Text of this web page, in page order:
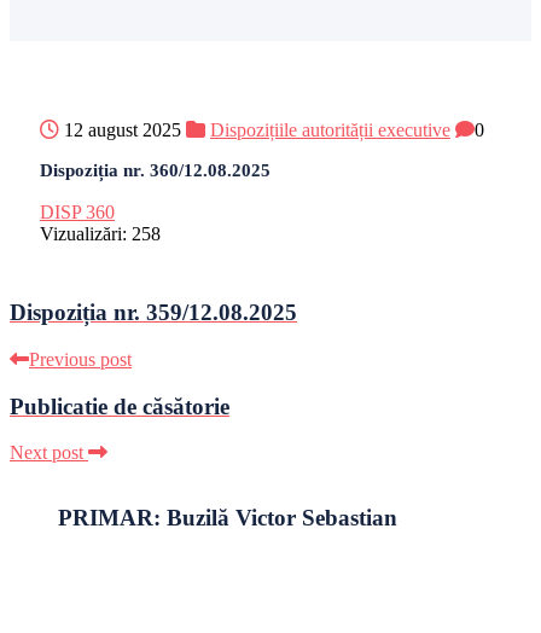
12 august 2025 Dispozițiile autorității executive 0
Dispoziția nr. 360/12.08.2025
DISP 360
Vizualizări: 258
Dispoziția nr. 359/12.08.2025
Previous post
Publicatie de căsătorie
Next post
PRIMAR: Buzilă Victor Sebastian